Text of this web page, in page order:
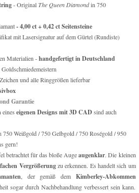
- OriginalThe Queen Diamondin 750
- 4,00 ct + 0,42 ct Seitensteine
mit Lasersignatur auf dem Gürtel (Rundiste)
Materialien -handgefertigt in Deutschland
und alle Ringgrößen lieferbar
Garantie
eines eigenen Designs mit 3D CADsind auch
750 Weißgold / 750 Gelbgold / 750 Roségold / 950
gern!
betrachtet für das bloße Augeaugenklar. Die kleinen
Vergrößerungzu erkennen. Es handelt sich um
, der gemäß dem Kimberley-Abkommen
sogar durch Nachbehandlung verbessert sein kann.